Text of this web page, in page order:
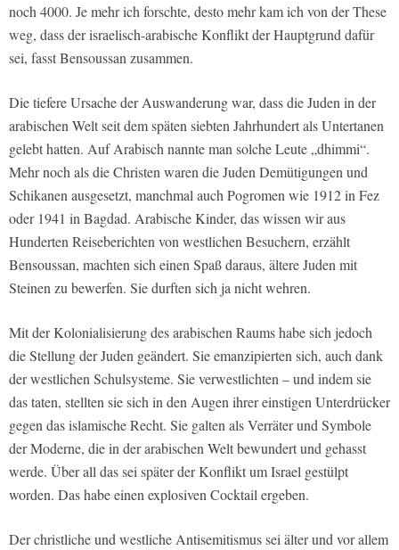
noch 4000. Je mehr ich forschte, desto mehr kam ich von der These
weg, dass der israelisch-arabische Konflikt der Hauptgrund dafür
sei, fasst Bensoussan zusammen.
Die tiefere Ursache der Auswanderung war, dass die Juden in der
arabischen Welt seit dem späten siebten Jahrhundert als Untertanen
gelebt hatten. Auf Arabisch nannte man solche Leute „dhimmi“.
Mehr noch als die Christen waren die Juden Demütigungen und
Schikanen ausgesetzt, manchmal auch Pogromen wie 1912 in Fez
oder 1941 in Bagdad. Arabische Kinder, das wissen wir aus
Hunderten Reiseberichten von westlichen Besuchern, erzählt
Bensoussan, machten sich einen Spaß daraus, ältere Juden mit
Steinen zu bewerfen. Sie durften sich ja nicht wehren.
Mit der Kolonialisierung des arabischen Raums habe sich jedoch
die Stellung der Juden geändert. Sie emanzipierten sich, auch dank
der westlichen Schulsysteme. Sie verwestlichten – und indem sie
das taten, stellten sie sich in den Augen ihrer einstigen Unterdrücker
gegen das islamische Recht. Sie galten als Verräter und Symbole
der Moderne, die in der arabischen Welt bewundert und gehasst
werde. Über all das sei später der Konflikt um Israel gestülpt
worden. Das habe einen explosiven Cocktail ergeben.
Der christliche und westliche Antisemitismus sei älter und vor allem